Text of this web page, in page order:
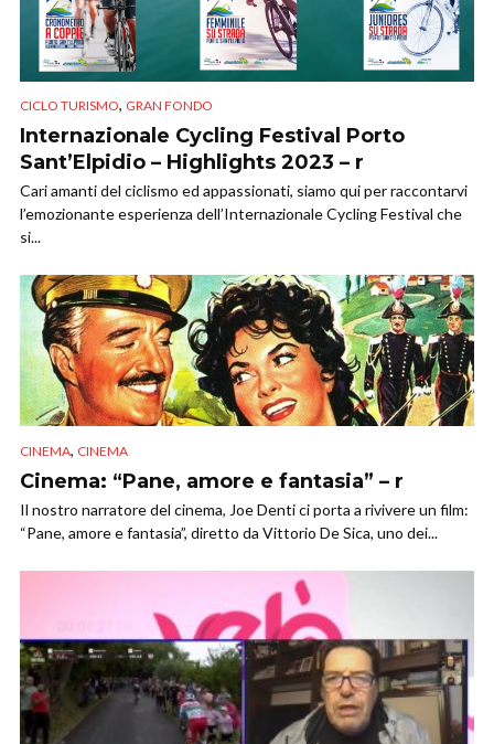
CICLO TURISMO, GRAN FONDO
Internazionale Cycling Festival Porto
Sant’Elpidio – Highlights 2023 – r
Cari amanti del ciclismo ed appassionati, siamo qui per raccontarvi
l’emozionante esperienza dell’Internazionale Cycling Festival che
si...
CINEMA, CINEMA
Cinema: “Pane, amore e fantasia” – r
Il nostro narratore del cinema, Joe Denti ci porta a rivivere un film:
“Pane, amore e fantasia”, diretto da Vittorio De Sica, uno dei...